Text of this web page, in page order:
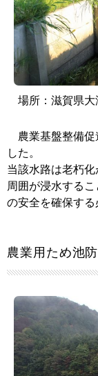
場所： 滋賀県大
農業基盤整備促
した。
当該水路は老朽化
周囲が浸水する
の安全を確保する
農業用ため池